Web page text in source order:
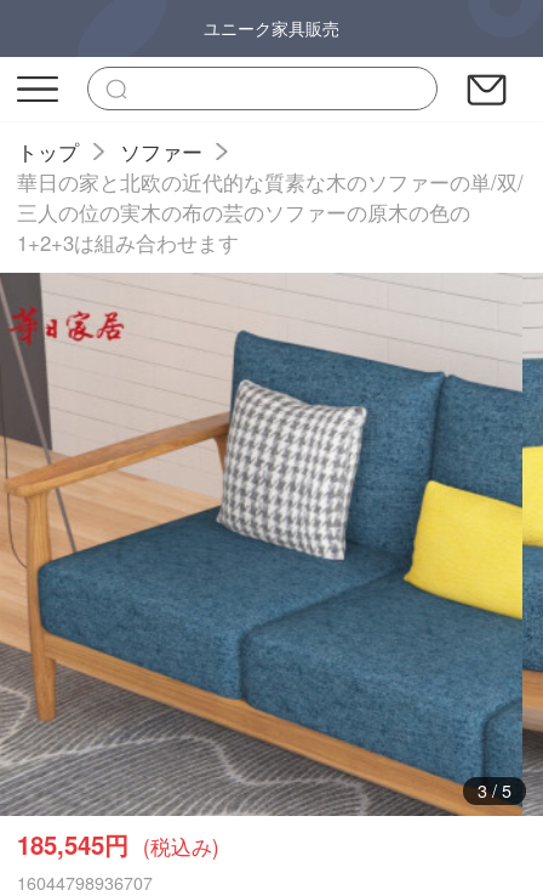
ユニーク家具販売
トップ
ソファー
華日の家と北欧の近代的な質素な木のソファーの単/双/
三人の位の実木の布の芸のソファーの原木の色の
1+2+3は組み合わせます
3/ 5
185,545円 (税込み)
16044798936707